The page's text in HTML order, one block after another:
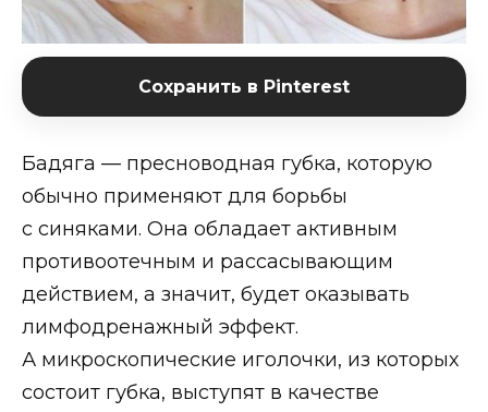
Сохранить в Pinterest
Бадяга — пресноводная губка, которую
обычно применяют для борьбы
с синяками. Она обладает активным
противоотечным и рассасывающим
действием, а значит, будет оказывать
лимфодренажный эффект.
А микроскопические иголочки, из которых
состоит губка, выступят в качестве